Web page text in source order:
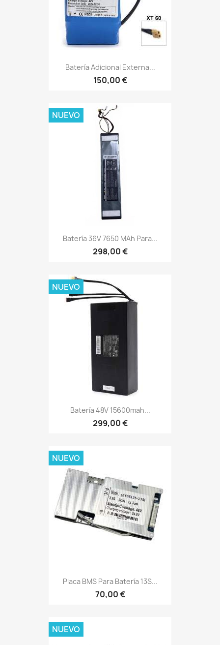
Batería Adicional Externa...
150,00 €
Batería 36V 7650 MAh Para...
298,00 €
NUEVO
Batería 48V 15600mah...
299,00 €
NUEVO
Placa BMS Para Batería 13S...
70,00 €
NUEVO
NUEVO